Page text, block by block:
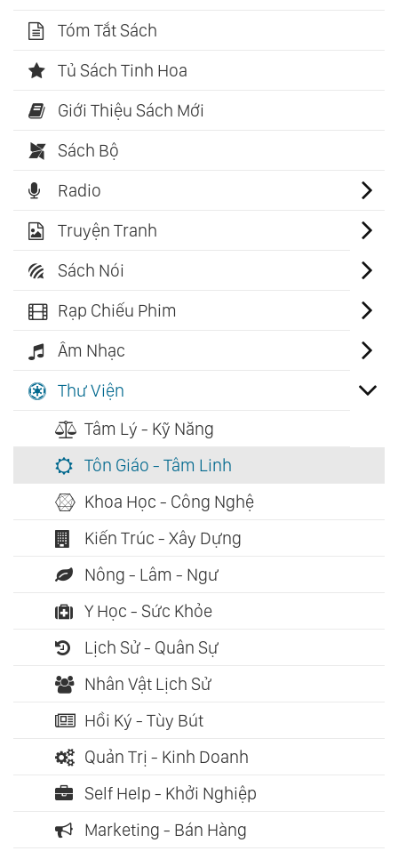
Tóm Tắt Sách
Tủ Sách Tinh Hoa
Giới Thiệu Sách Mới
Sách Bộ
Radio
Truyện Tranh
Sách Nói
Rạp Chiếu Phim
Âm Nhạc
Thư Viện
Tâm Lý - Kỹ Năng
Tôn Giáo - Tâm Linh
Khoa Học - Công Nghệ
Kiến Trúc - Xây Dựng
Nông - Lâm - Ngư
Y Học - Sức Khỏe
Lịch Sử - Quân Sự
Nhân Vật Lịch Sử
Hồi Ký - Tùy Bút
Quản Trị - Kinh Doanh
Self Help - Khởi Nghiệp
Marketing - Bán Hàng